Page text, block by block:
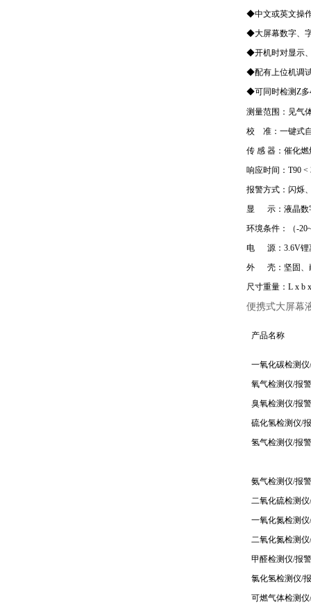
◆中文或英文操
◆大屏幕数字、
◆开机时对显示
◆配有上位机调
◆可同时检测Z多
测量范围：见气
校 准：一键式
传 感 器：催化
响应时间：T90 <
报警方式：闪烁
显 示：液晶数
环境条件：（-
电 源：3.6V锂
外 壳：坚固、
尺寸重量：L x b
便携式大屏幕
产品名称
一氧化碳检测
氧气检测仪/报
臭氧检测仪/报
硫化氢检测仪/
氢气检测仪/报
氨气检测仪/报
二氧化硫检测
一氧化氮检测
二氧化氮检测
甲醛检测仪/报
氯化氢检测仪/
可燃气体检测